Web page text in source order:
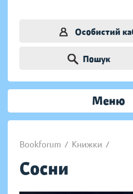
Особистий
Пошук
Меню
Bookforum / Книжки /
Сосни